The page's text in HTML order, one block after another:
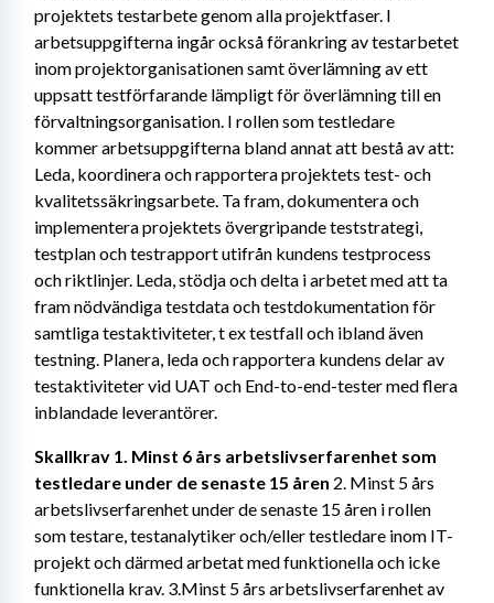
projektets testarbete genom alla projektfaser. I
arbetsuppgifterna ingår också förankring av testarbetet
inom projektorganisationen samt överlämning av ett
uppsatt testförfarande lämpligt för överlämning till en
förvaltningsorganisation. I rollen som testledare
kommer arbetsuppgifterna bland annat att bestå av att:
Leda, koordinera och rapportera projektets test- och
kvalitetssäkringsarbete. Ta fram, dokumentera och
implementera projektets övergripande teststrategi,
testplan och testrapport utifrån kundens testprocess
och riktlinjer. Leda, stödja och delta i arbetet med att ta
fram nödvändiga testdata och testdokumentation för
samtliga testaktiviteter, t ex testfall och ibland även
testning. Planera, leda och rapportera kundens delar av
testaktiviteter vid UAT och End-to-end-tester med flera
inblandade leverantörer.
Skallkrav 1. Minst 6 års arbetslivserfarenhet som
testledare under de senaste 15 åren 2. Minst 5 års
arbetslivserfarenhet under de senaste 15 åren i rollen
som testare, testanalytiker och/eller testledare inom IT-
projekt och därmed arbetat med funktionella och icke
funktionella krav. 3.Minst 5 års arbetslivserfarenhet av